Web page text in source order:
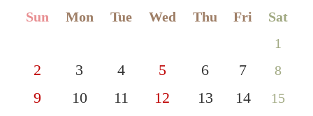
Sun Mon Tue Wed Thu Fri
Sat
1
2 3 4 5 6 7 8
9 10 11 12 13 14 15